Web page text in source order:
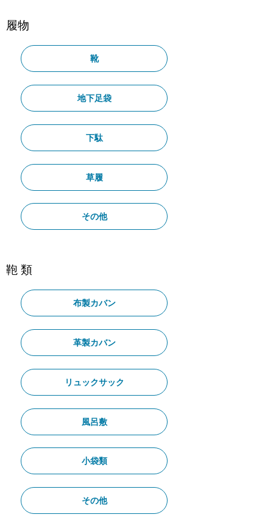
履物
靴
地下足袋
下駄
草履
その他
鞄 類
布製カバン
革製カバン
リュックサック
風呂敷
小袋類
その他